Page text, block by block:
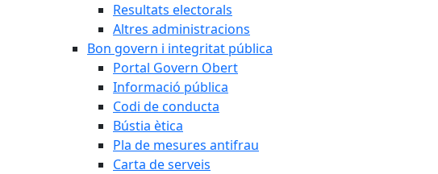
Resultats electorals
Altres administracions
Bon govern i integritat pública
Portal Govern Obert
Informació pública
Codi de conducta
Bústia ètica
Pla de mesures antifrau
Carta de serveis